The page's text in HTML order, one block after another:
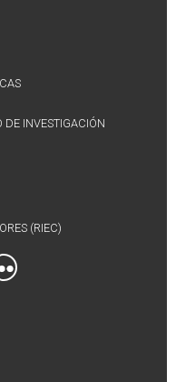
DE INVESTIGACIÓN
(RIEC)